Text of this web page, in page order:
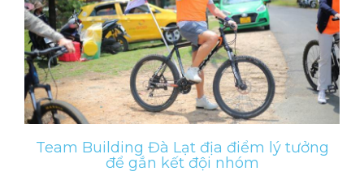
Team Building Đà Lạt địa điểm lý tưởng
để gắn kết đội nhóm